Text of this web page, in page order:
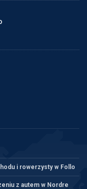
i rowerzysty w Follo
z autem w Nordre